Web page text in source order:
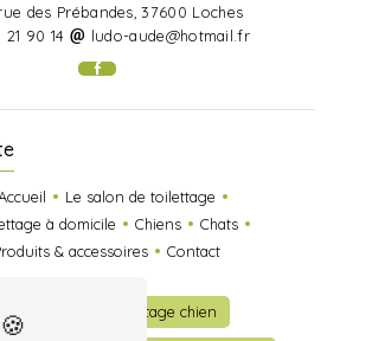
des Prébandes, 37600 Loches
21 90 14
ludo-aude@hotmail.fr
Le salon de toilettage
à domicile
Chiens
Chats
& accessoires
Contact
Toilettage Toilettage chien